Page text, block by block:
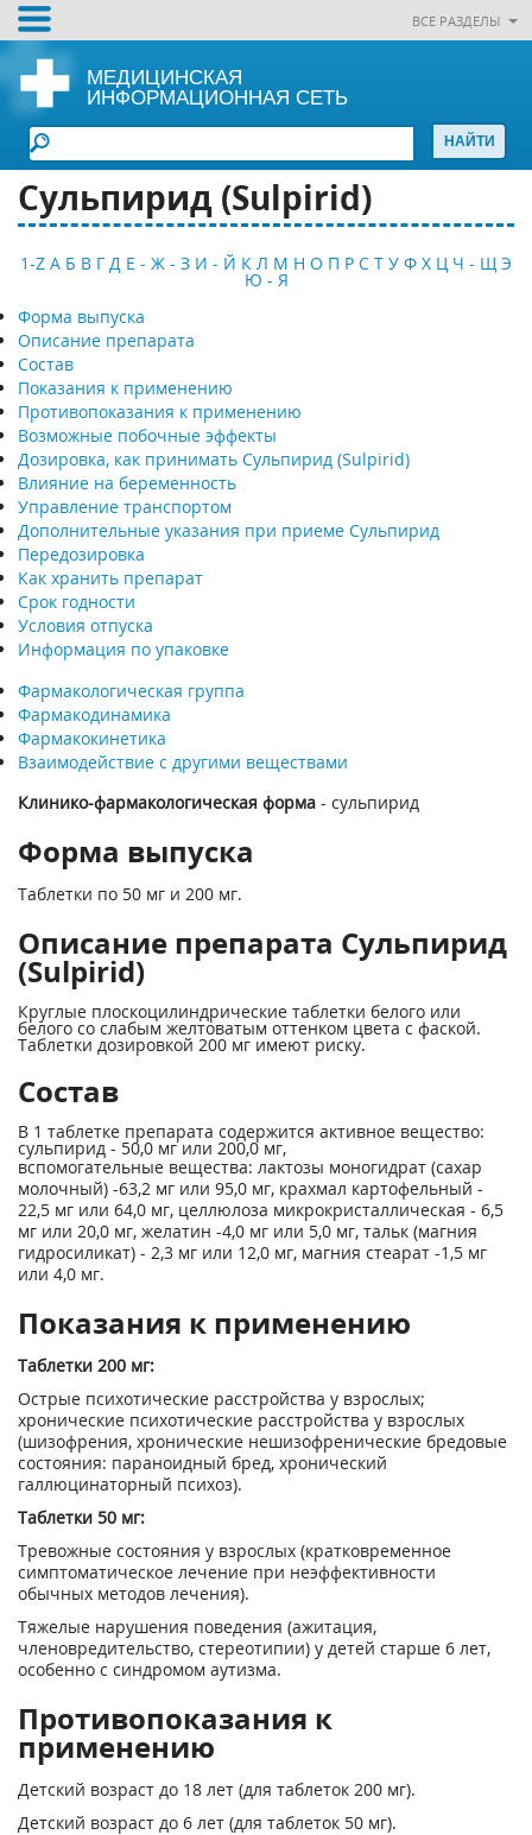
ВСЕ РАЗДЕЛЫ
МЕДИЦИНСКАЯ
ИНФОРМАЦИОННАЯ СЕТЬ
Сульпирид (Sulpirid)
1-Z А Б В Г Д Е - Ж - З И - Й К Л М Н О П Р С Т У Ф Х Ц Ч - Щ Э
Ю - Я
Форма выпуска
Описание препарата
Состав
Показания к применению
Противопоказания к применению
Возможные побочные эффекты
Дозировка, как принимать Сульпирид (Sulpirid)
Влияние на беременность
Управление транспортом
Дополнительные указания при приеме Сульпирид
Передозировка
Как хранить препарат
Срок годности
Условия отпуска
Информация по упаковке
Фармакологическая группа
Фармакодинамика
Фармакокинетика
Взаимодействие с другими веществами
Клинико-фармакологическая форма - сульпирид
Форма выпуска
Таблетки по 50 мг и 200 мг.
Описание препарата Сульпирид
(Sulpirid)
Круглые плоскоцилиндрические таблетки белого или
белого со слабым желтоватым оттенком цвета с фаской.
Таблетки дозировкой 200 мг имеют риску.
Состав
В 1 таблетке препарата содержится активное вещество:
сульпирид - 50,0 мг или 200,0 мг,
вспомогательные вещества: лактозы моногидрат (сахар
молочный) -63,2 мг или 95,0 мг, крахмал картофельный -
22,5 мг или 64,0 мг, целлюлоза микрокристаллическая - 6,5
мг или 20,0 мг, желатин -4,0 мг или 5,0 мг, тальк (магния
гидросиликат) - 2,3 мг или 12,0 мг, магния стеарат -1,5 мг
или 4,0 мг.
Показания к применению
Таблетки 200 мг:
Острые психотические расстройства у взрослых;
хронические психотические расстройства у взрослых
(шизофрения, хронические нешизофренические бредовые
состояния: параноидный бред, хронический
галлюцинаторный психоз).
Таблетки 50 мг:
Тревожные состояния у взрослых (кратковременное
симптоматическое лечение при неэффективности
обычных методов лечения).
Тяжелые нарушения поведения (ажитация,
членовредительство, стереотипии) у детей старше 6 лет,
особенно с синдромом аутизма.
Противопоказания к
применению
Детский возраст до 18 лет (для таблеток 200 мг).
Детский возраст до 6 лет (для таблеток 50 мг).